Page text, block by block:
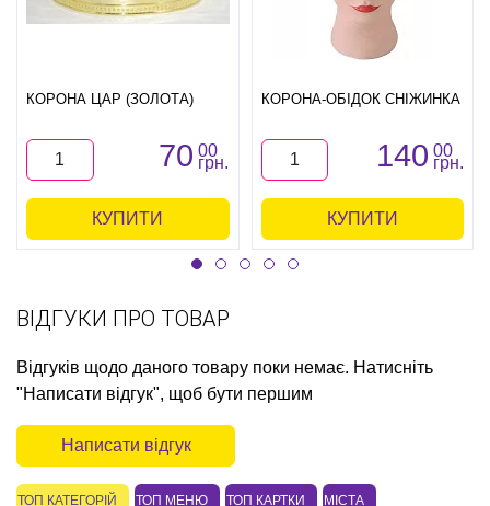
КОРОНА ЦАР (ЗОЛОТА)
70 00
грн.
КУПИТИ
КОРОНА-ОБІДОК СНІЖИНКА
140 00
грн.
КУПИТИ
ВІДГУКИ ПРО ТОВАР
Відгуків щодо даного товару поки немає. Натисніть
"Написати відгук", щоб бути першим
Написати відгук
ТОП КАТЕГОРІЙ ТОП МЕНЮ ТОП КАРТКИ МІСТА